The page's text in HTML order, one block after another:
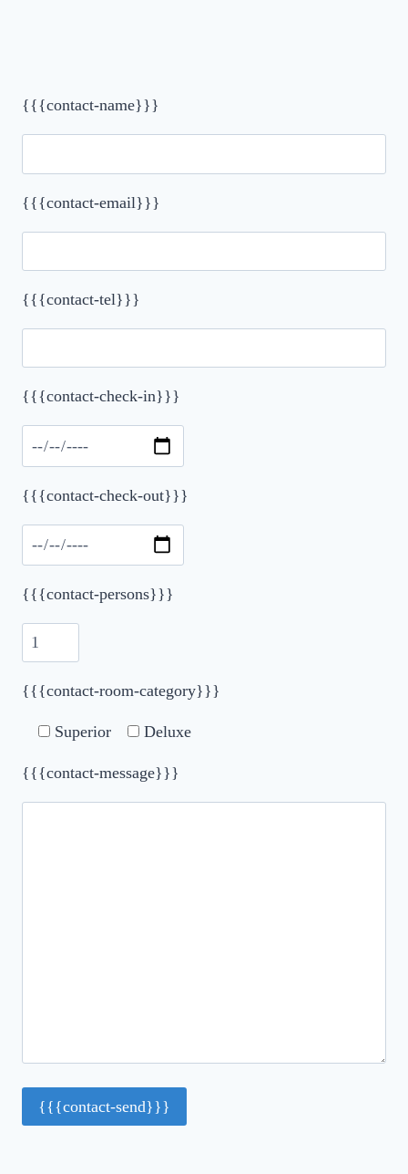
{{{contact-name}}}
{{{contact-email}}}
{{{contact-tel}}}
Please leave this field empty.
{{{contact-check-in}}}
{{{contact-check-out}}}
{{{contact-persons}}}
{{{contact-room-category}}}
Superior Deluxe
{{{contact-message}}}